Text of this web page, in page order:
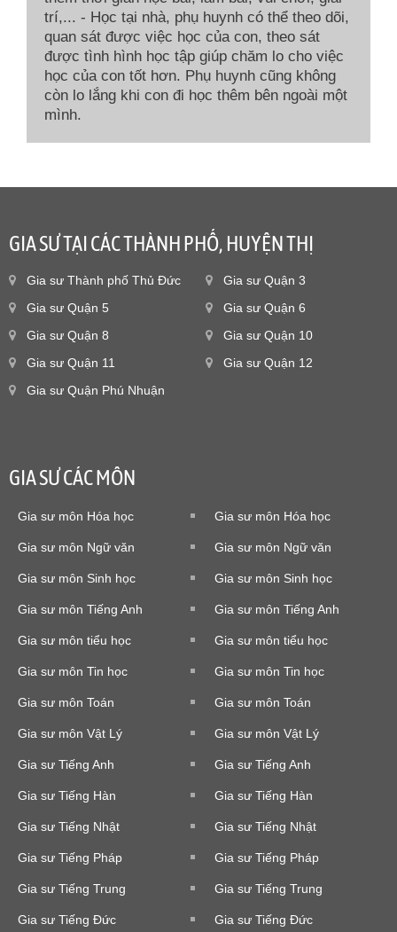
trí,... - Học tại nhà, phụ huynh có thể theo dõi,
quan sát được việc học của con, theo sát
được tình hình học tập giúp chăm lo cho việc
học của con tốt hơn. Phụ huynh cũng không
còn lo lắng khi con đi học thêm bên ngoài một
mình.
GIA SƯ TẠI CÁC THÀNH PHỐ, HUYỆN THỊ
Gia sư Thành phố Thủ Đức
Gia sư Quận 3
Gia sư Quận 5
Gia sư Quận 6
Gia sư Quận 8
Gia sư Quận 10
Gia sư Quận 11
Gia sư Quận 12
Gia sư Quận Phú Nhuận
GIA SƯ CÁC MÔN
Gia sư môn Hóa học Gia sư môn Hóa học
Gia sư môn Ngữ văn Gia sư môn Ngữ văn
Gia sư môn Sinh học Gia sư môn Sinh học
Gia sư môn Tiếng Anh Gia sư môn Tiếng Anh
Gia sư môn tiểu học Gia sư môn tiểu học
Gia sư môn Tin học Gia sư môn Tin học
Gia sư môn Toán Gia sư môn Toán
Gia sư môn Vật Lý Gia sư môn Vật Lý
Gia sư Tiếng Anh Gia sư Tiếng Anh
Gia sư Tiếng Hàn Gia sư Tiếng Hàn
Gia sư Tiếng Nhật Gia sư Tiếng Nhật
Gia sư Tiếng Pháp Gia sư Tiếng Pháp
Gia sư Tiếng Trung Gia sư Tiếng Trung
Gia sư Tiếng Đức Gia sư Tiếng Đức